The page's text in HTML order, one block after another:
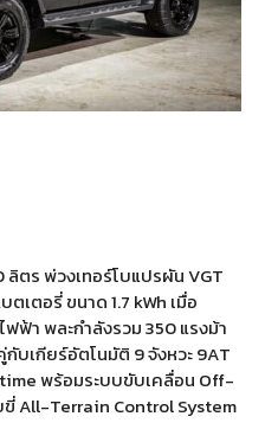
ตร พ่วงเทอร์โบแปรผัน VGT
เตอรี่ ขนาด 1.7 kWh เมื่อ
ฟ้า พละกำลังรวม 350 แรงม้า
บเกียร์อัตโนมัติ 9 จังหวะ 9AT
พร้อมระบบขับเคลื่อน Off-
All-Terrain Control System